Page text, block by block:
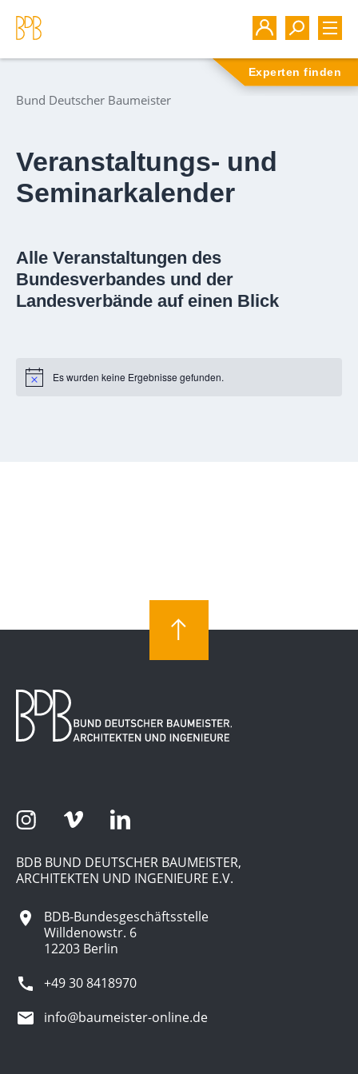
Experten finden
Bund Deutscher Baumeister
Veranstaltungs- und
Seminarkalender
Alle Veranstaltungen des
Bundesverbandes und der
Landesverbände auf einen Blick
Notice Es wurden keine Ergebnisse gefunden.
BDB BUND DEUTSCHER BAUMEISTER,
ARCHITEKTEN UND INGENIEURE E.V.
BDB-Bundesgeschäftsstelle
Willdenowstr. 6
12203 Berlin
+49 30 8418970
info@baumeister-online.de